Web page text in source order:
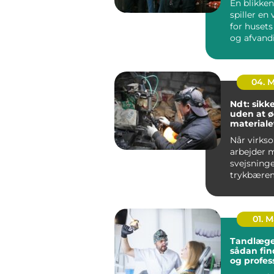
En
spiller en
for
og
04.
Ndt:
uden at
Når
arbejder
fe...
01.
sådan
og